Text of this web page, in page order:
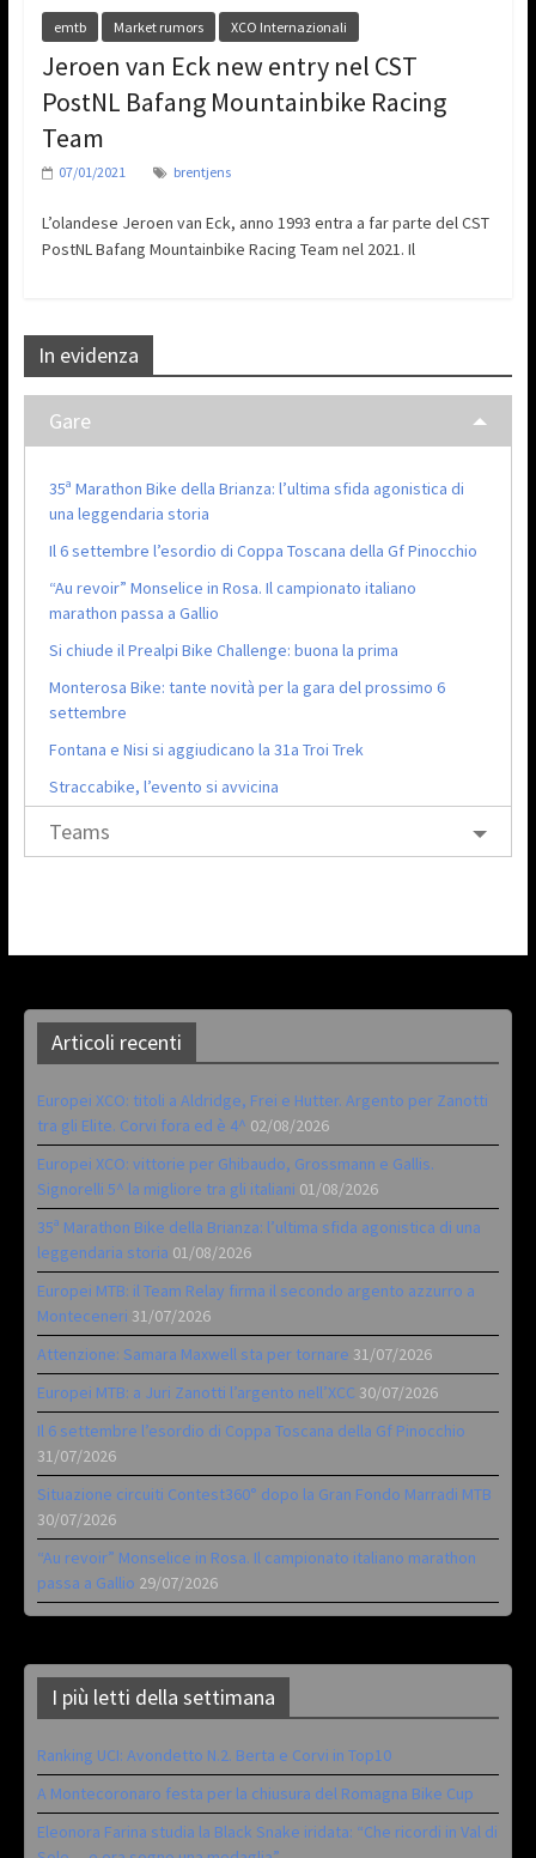
emtb Market rumors XCO Internazionali
Jeroen van Eck new entry nel CST
PostNL Bafang Mountainbike Racing
Team
07/01/2021 brentjens
L’olandese Jeroen van Eck, anno 1993 entra a far parte del CST
PostNL Bafang Mountainbike Racing Team nel 2021. Il
In evidenza
Gare
35ª Marathon Bike della Brianza: l’ultima sfida agonistica di
una leggendaria storia
Il 6 settembre l’esordio di Coppa Toscana della Gf Pinocchio
“Au revoir” Monselice in Rosa. Il campionato italiano
marathon passa a Gallio
Si chiude il Prealpi Bike Challenge: buona la prima
Monterosa Bike: tante novità per la gara del prossimo 6
settembre
Fontana e Nisi si aggiudicano la 31a Troi Trek
Straccabike, l’evento si avvicina
Teams
Articoli recenti
Europei XCO: titoli a Aldridge, Frei e Hutter. Argento per Zanotti
tra gli Elite. Corvi fora ed è 4^ 02/08/2026
Europei XCO: vittorie per Ghibaudo, Grossmann e Gallis.
Signorelli 5^ la migliore tra gli italiani 01/08/2026
35ª Marathon Bike della Brianza: l’ultima sfida agonistica di una
leggendaria storia 01/08/2026
Europei MTB: il Team Relay firma il secondo argento azzurro a
Monteceneri 31/07/2026
Attenzione: Samara Maxwell sta per tornare 31/07/2026
Europei MTB: a Juri Zanotti l’argento nell’XCC 30/07/2026
Il 6 settembre l’esordio di Coppa Toscana della Gf Pinocchio
31/07/2026
Situazione circuiti Contest360° dopo la Gran Fondo Marradi MTB
30/07/2026
“Au revoir” Monselice in Rosa. Il campionato italiano marathon
passa a Gallio 29/07/2026
I più letti della settimana
Ranking UCI: Avondetto N.2. Berta e Corvi in Top10
A Montecoronaro festa per la chiusura del Romagna Bike Cup
Eleonora Farina studia la Black Snake iridata: “Che ricordi in Val di